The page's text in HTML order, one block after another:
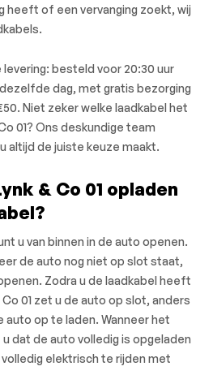
heeft of een vervanging zoekt, wij
besteld voor 20:30 uur
dag, met gratis bezorging
Niet zeker welke laadkabel het
01? Ons deskundige team
altijd de juiste keuze maakt.
& Co 01 opladen
u van binnen in de auto openen.
de auto nog niet op slot staat,
Zodra u de laadkabel heeft
01 zet u de auto op slot, anders
auto op te laden. Wanneer het
dat de auto volledig is opgeladen
volledig elektrisch te rijden met